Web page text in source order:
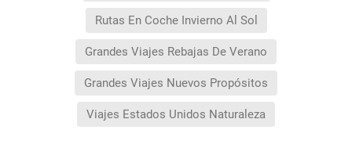
Rutas En Coche Invierno Al Sol
Grandes Viajes Rebajas De Verano
Grandes Viajes Nuevos Propósitos
Viajes Estados Unidos Naturaleza